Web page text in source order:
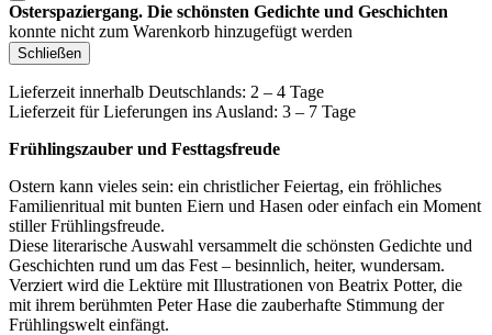
Osterspaziergang. Die schönsten Gedichte und Geschichten
konnte nicht zum Warenkorb hinzugefügt werden
Schließen
Lieferzeit innerhalb Deutschlands: 2 – 4 Tage
Lieferzeit für Lieferungen ins Ausland: 3 – 7 Tage
Frühlingszauber und Festtagsfreude
Ostern kann vieles sein: ein christlicher Feiertag, ein fröhliches
Familienritual mit bunten Eiern und Hasen oder einfach ein Moment
stiller Frühlingsfreude.
Diese literarische Auswahl versammelt die schönsten Gedichte und
Geschichten rund um das Fest – besinnlich, heiter, wundersam.
Verziert wird die Lektüre mit Illustrationen von Beatrix Potter, die
mit ihrem berühmten Peter Hase die zauberhafte Stimmung der
Frühlingswelt einfängt.